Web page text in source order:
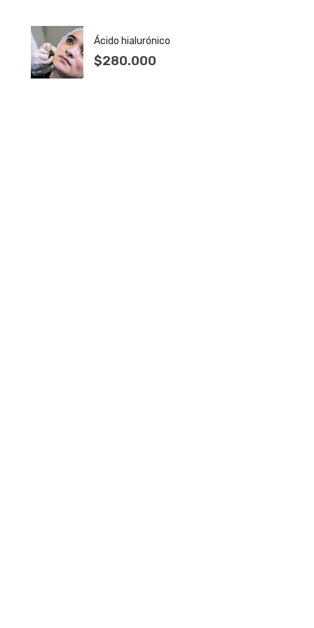
Ácido hialurónico
$280.000